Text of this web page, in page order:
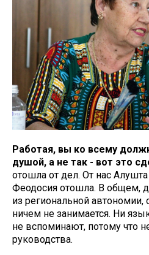
Работая, вы ко всему
душой, а не так - вот это
отошла от дел. От нас
Феодосия отошла. В общем,
из региональной автономии,
ничем не занимается. Ни
не вспоминают, потому что
руководства.